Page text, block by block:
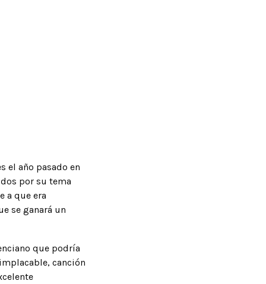
el año pasado en
por su tema
a que era
se ganará un
que podría
canción